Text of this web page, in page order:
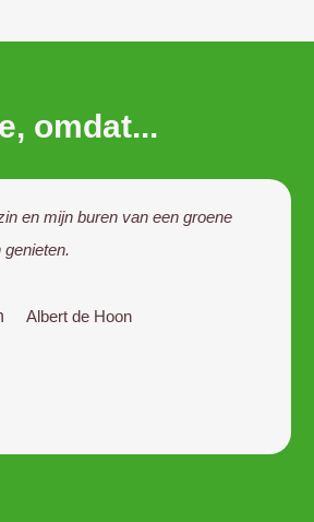
omdat...
en mijn buren van een groene
Albert de Hoon